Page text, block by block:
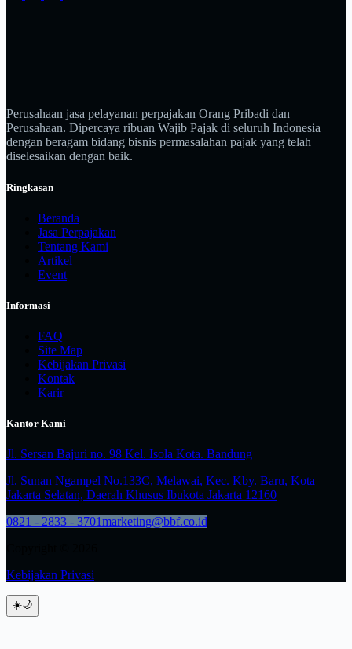
Perusahaan jasa pelayanan perpajakan Orang Pribadi dan
Perusahaan. Dipercaya ribuan Wajib Pajak di seluruh Indonesia
dengan beragam bidang bisnis permasalahan pajak yang telah
diselesaikan dengan baik.
Ringkasan
Beranda
Jasa Perpajakan
Tentang Kami
Artikel
Event
Informasi
FAQ
Site Map
Kebijakan Privasi
Kontak
Karir
Kantor Kami
Jl. Sersan Bajuri no. 98 Kel. Isola Kota. Bandung
Jl. Sunan Ngampel No.133C, Melawai, Kec. Kby. Baru, Kota
Jakarta Selatan, Daerah Khusus Ibukota Jakarta 12160
0821 - 2833 - 3701marketing@bbf.co.id
Kebijakan Privasi
☀️🌙